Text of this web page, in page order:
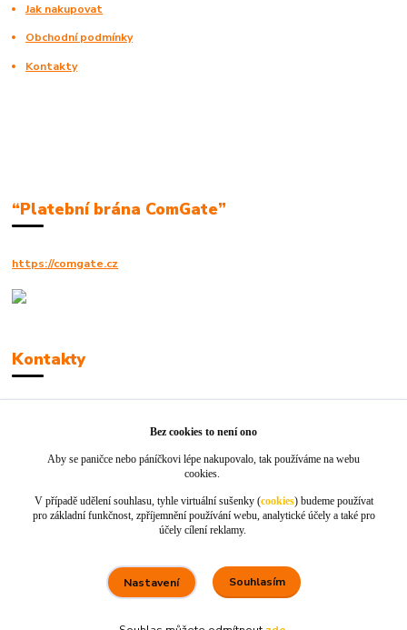
Jak nakupovat
Obchodní podmínky
Kontakty
“Platební brána ComGate”
https://comgate.cz
Kontakty
info@jackie-shop.cz
Vytvořeno na Eshop-rychle.cz
Bez cookies to není ono
Aby se paničce nebo páníčkovi lépe nakupovalo, tak používáme na webu
cookies.
V případě udělení souhlasu, tyhle virtuální sušenky (cookies) budeme používat
pro základní funkčnost, zpříjemnění používání webu, analytické účely a také pro
účely cílení reklamy.
Nastavení Souhlasím